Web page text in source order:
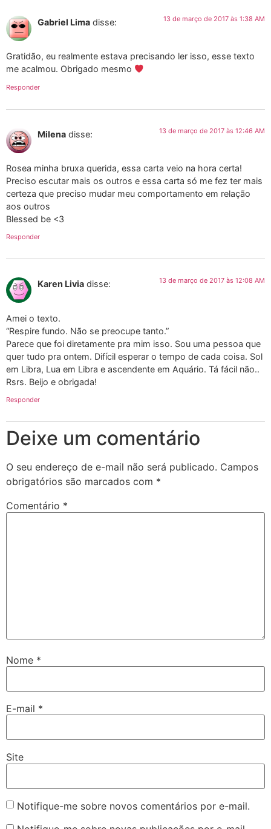
Gabriel Lima disse: 13 de março de 2017 às 1:38 AM
Gratidão, eu realmente estava precisando ler isso, esse texto
me acalmou. Obrigado mesmo
Responder
Milena disse: 13 de março de 2017 às 12:46 AM
Rosea minha bruxa querida, essa carta veio na hora certa!
Preciso escutar mais os outros e essa carta só me fez ter mais
certeza que preciso mudar meu comportamento em relação
aos outros
Blessed be <3
Responder
Karen Livia disse: 13 de março de 2017 às 12:08 AM
Amei o texto.
“Respire fundo. Não se preocupe tanto.”
Parece que foi diretamente pra mim isso. Sou uma pessoa que
quer tudo pra ontem. Difícil esperar o tempo de cada coisa. Sol
em Libra, Lua em Libra e ascendente em Aquário. Tá fácil não..
Rsrs. Beijo e obrigada!
Responder
Deixe um comentário
O seu endereço de e-mail não será publicado. Campos
obrigatórios são marcados com *
Comentário *
Nome *
E-mail *
Site
Notifique-me sobre novos comentários por e-mail.